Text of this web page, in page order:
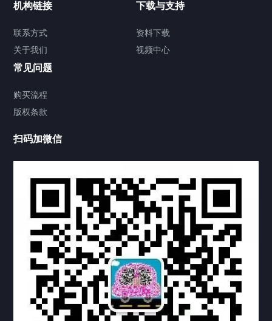
签署类文件海牙认证程序费用
视频中心
定制案例
科研实验室
厂区介绍
中国公证处海牙认证
机构链接
联系方式
关于我们
下载与支持
资料下载
视频中心
常见问题
购买流程
版权条款
扫码加微信